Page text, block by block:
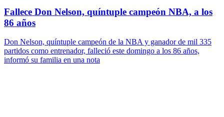
Fallece Don Nelson, quíntuple campeón NBA, a los
86 años
Don Nelson, quíntuple campeón de la NBA y ganador de mil 335
partidos como entrenador, falleció este domingo a los 86 años,
informó su familia en una nota